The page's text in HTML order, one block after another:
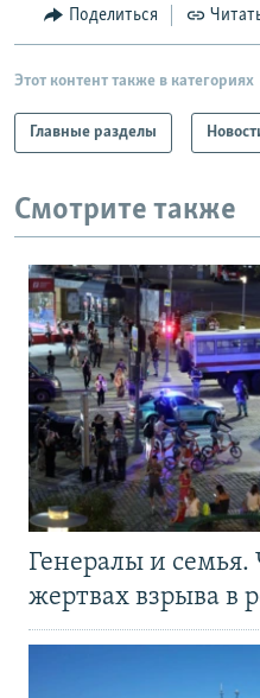
ПОДПИШИТЕСЬ НА
СОЦИАЛЬНЫЕ СЕТИ
Все сайты РСЕ/РС
Поделиться
Этот контент также в категориях
Главные разделы
Смотрите также
Генералы и семья.
жертвах взрыва в